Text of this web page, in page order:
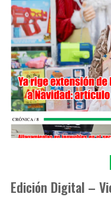
Edición Digital –